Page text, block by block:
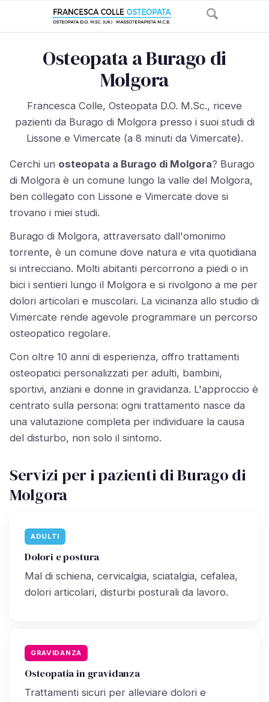
Osteopata a Burago di
Molgora
Francesca Colle, Osteopata D.O. M.Sc., riceve
pazienti da Burago di Molgora presso i suoi studi di
Lissone e Vimercate (a 8 minuti da Vimercate).
Cerchi un osteopata a Burago di Molgora? Burago
di Molgora è un comune lungo la valle del Molgora,
ben collegato con Lissone e Vimercate dove si
trovano i miei studi.
Burago di Molgora, attraversato dall'omonimo
torrente, è un comune dove natura e vita quotidiana
si intrecciano. Molti abitanti percorrono a piedi o in
bici i sentieri lungo il Molgora e si rivolgono a me per
dolori articolari e muscolari. La vicinanza allo studio di
Vimercate rende agevole programmare un percorso
osteopatico regolare.
Con oltre 10 anni di esperienza, offro trattamenti
osteopatici personalizzati per adulti, bambini,
sportivi, anziani e donne in gravidanza. L'approccio è
centrato sulla persona: ogni trattamento nasce da
una valutazione completa per individuare la causa
del disturbo, non solo il sintomo.
Servizi per i pazienti di Burago di
Molgora
ADULTI
Dolori e postura
Mal di schiena, cervicalgia, sciatalgia, cefalea,
dolori articolari, disturbi posturali da lavoro.
GRAVIDANZA
Osteopatia in gravidanza
Trattamenti sicuri per alleviare dolori e